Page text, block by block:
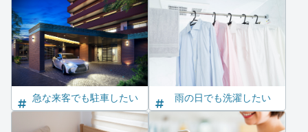
急な来客でも駐車したい 雨の日でも洗濯したい